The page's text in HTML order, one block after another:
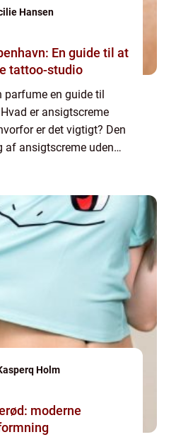
Hansen
En guide til at
tattoo-studio
parfume en guide til
er ansigtscreme
er det vigtigt? Den
af ansigtscreme uden
Holm
moderne